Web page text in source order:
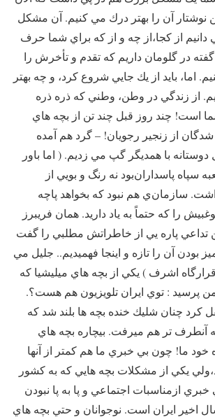
نوشتار آن را بهتر درك مي كنيم. آن مشكل
دانيم از كجا،‌از چه و از كه براي شما حرف
در گلومان داريم كه تقدم و تأخرش را
اما، بايد از يك جايي شروع كرد، و چه بهتر
از زندگي در وطن، وطني كه ذره ذره
است! چند روز قبل چند تن از بچه هاي
از زنجير رجويان! – گرد هم آمده
با همديگر گپ مي زديم. ( اما باور
سپاه پاسداران‌بود نه رنگ و بويي از
سازمان‌ي هم نبود كه بخواهد پاچه
را كه حتماً به ياد داريد. همان فريبرز
پاره يي از خاطراتش مطلبي را گفت
بودن آن را تازه و اينجا فهميديم.. جليل مي
اشرف ) يكي از بچه هاي ميليشيا كه
من پرسيد : توي ايران تلويزيون هم هست؟‌.
كرد چنان شليك خنده بچه ها بلند شد كه
آنطرف تر هم ميرفت. بيچاره بچه هاي
خود ما! چون بي خبري ما هم كمتر از آنها
يكي از مشكلات بچه هايي كه به كشور
ازمناسبات اجتماعي و پا به پا نبودن
اخير ايران است. نوجوانان و حتي بچه هاي